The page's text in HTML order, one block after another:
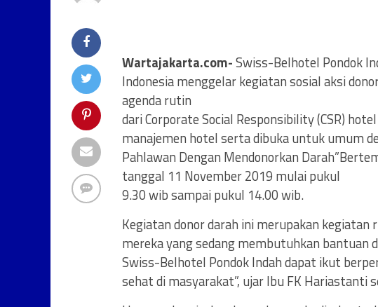
Wartajakarta.com-Swiss-Belhotel Pondok
Indonesia menggelar kegiatan sosial aksi
agenda rutin
dari Corporate Social Responsibility (CSR)
manajemen hotel serta dibuka untuk umum
Pahlawan Dengan Mendonorkan
tanggal 11 November 2019 mulai pukul
9.30 wib sampai pukul 14.00 wib.
Kegiatan donor darah ini merupakan
mereka yang sedang membutuhkan bantuan
Swiss-Belhotel Pondok Indah dapat ikut
sehat di masyarakat”, ujar Ibu FK Hariastanti